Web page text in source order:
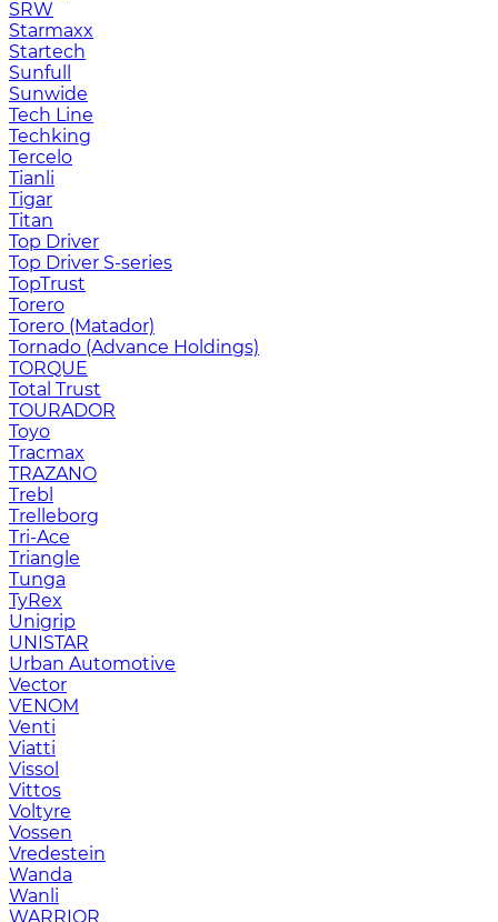
SRW
Starmaxx
Startech
Sunfull
Sunwide
Tech Line
Techking
Tercelo
Tianli
Tigar
Titan
Top Driver
Top Driver S-series
TopTrust
Torero
Torero (Matador)
Tornado (Advance Holdings)
TORQUE
Total Trust
TOURADOR
Toyo
Tracmax
TRAZANO
Trebl
Trelleborg
Tri-Ace
Triangle
Tunga
TyRex
Unigrip
UNISTAR
Urban Automotive
Vector
VENOM
Venti
Viatti
Vissol
Vittos
Voltyre
Vossen
Vredestein
Wanda
Wanli
WARRIOR